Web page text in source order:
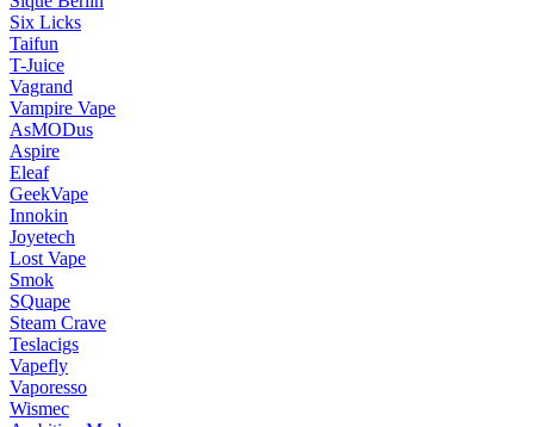
Six Licks
Taifun
T-Juice
Vagrand
Vampire Vape
AsMODus
Aspire
Eleaf
GeekVape
Innokin
Joyetech
Lost Vape
Smok
SQuape
Steam Crave
Teslacigs
Vapefly
Vaporesso
Wismec